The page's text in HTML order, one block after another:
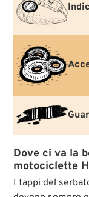
Dove ci va la
motociclette
I tappi del